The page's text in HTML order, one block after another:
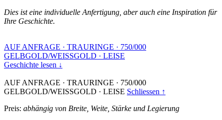
Dies ist eine individuelle Anfertigung, aber auch eine Inspiration für
Ihre Geschichte.
AUF ANFRAGE · TRAURINGE · 750/000
GELBGOLD/WEISSGOLD · LEISE
Geschichte lesen ↓
AUF ANFRAGE · TRAURINGE · 750/000
GELBGOLD/WEISSGOLD · LEISE Schliessen ↑
Preis: abhängig von Breite, Weite, Stärke und Legierung